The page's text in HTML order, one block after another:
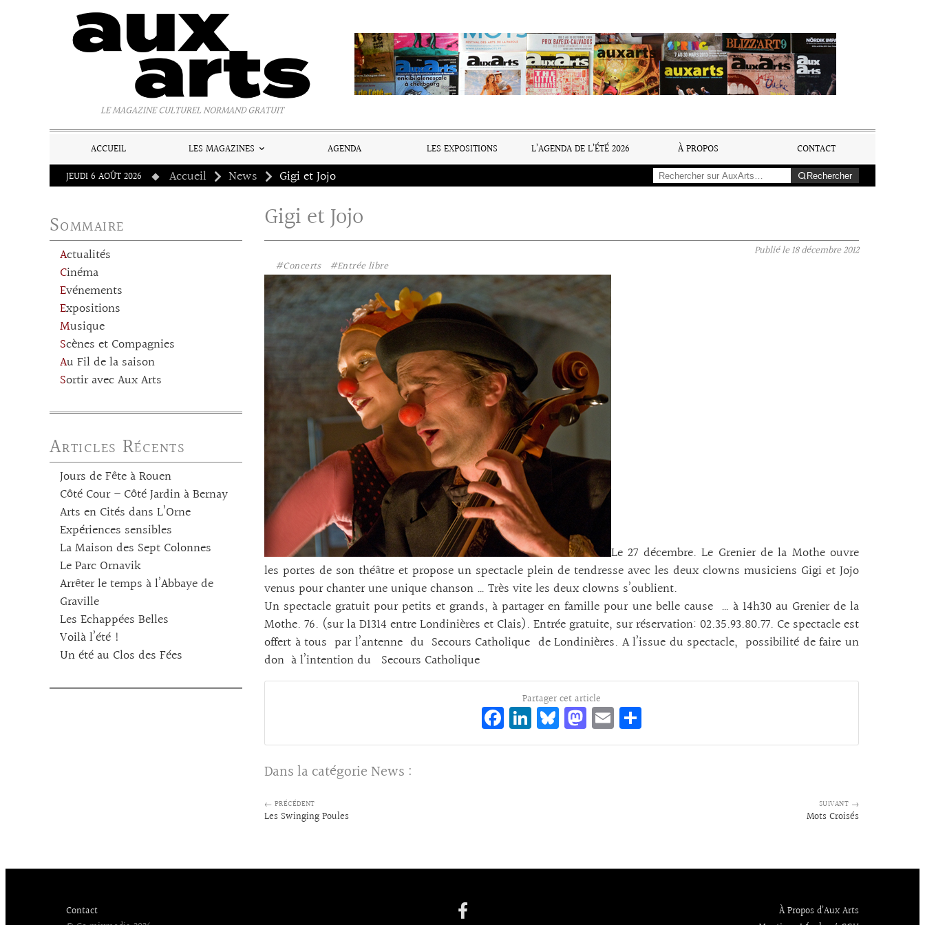
LE MAGAZINE CULTUREL NORMAND GRATUIT
ACCUEIL LES MAGAZINES AGENDA LES EXPOSITIONS L’AGENDA DE L’ÉTÉ 2026 À PROPOS
CONTACT
JEUDI 6 AOÛT 2026
Accueil News Gigi et Jojo Rechercher
Sommaire
Actualités
Cinéma
Evénements
Expositions
Musique
Scènes et Compagnies
Au Fil de la saison
Sortir avec Aux Arts
Articles Récents
Jours de Fête à Rouen
Côté Cour – Côté Jardin à Bernay
Arts en Cités dans L’Orne
Expériences sensibles
La Maison des Sept Colonnes
Le Parc Ornavik
Arrêter le temps à l’Abbaye de
Graville
Les Echappées Belles
Voilà l’été !
Un été au Clos des Fées
Gigi et Jojo
Publié le18 décembre 2012
#Concerts
#Entrée libre
Le 27 décembre. Le Grenier de la Mothe ouvre
les portes de son théâtre et propose un spectacle plein de tendresse avec les deux clowns musiciens Gigi et Jojo
venus pour chanter une unique chanson … Très vite les deux clowns s’oublient.
Un spectacle gratuit pour petits et grands, à partager en famille pour une belle cause … à 14h30 au Grenier de la
Mothe. 76. (sur la D1314 entre Londinières et Clais). Entrée gratuite, sur réservation: 02.35.93.80.77. Ce spectacle est
offert à tous par l’antenne du Secours Catholique de Londinières. A l’issue du spectacle, possibilité de faire un
don à l’intention du Secours Catholique
Partager cet article
Fa
ce
Li
n
Bl
ue
M
as
E
m rt
Dans la catégorie News :
← PRÉCÉDENT
Les Swinging Poules
SUIVANT →
Mots Croisés
Contact
À Propos d’Aux Arts
Panneau de gestion des cookies